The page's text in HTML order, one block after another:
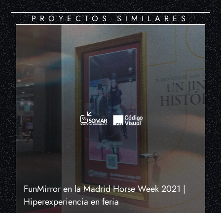
PROYECTOS SIMILARES
FunMirror en la Madrid Horse Week 2021 |
Hiperexperiencia en feria